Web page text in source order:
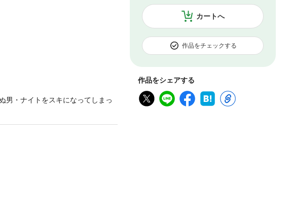
カートへ
作品をチェックする
作品をシェアする
男・ナイトをスキになってしまっ